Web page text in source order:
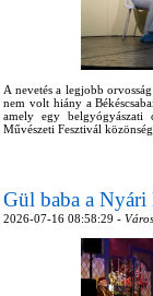
A nevetés a legjobb
nem volt hiány a
amely egy belgyógyászati
Művészeti Fesztivál
Gül baba a Nyári
2026-07-16 08:58:29 -